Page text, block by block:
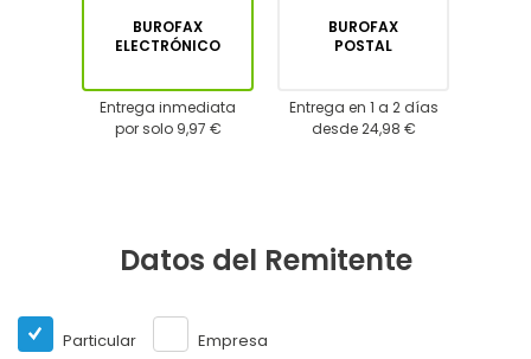
BUROFAX
ELECTRÓNICO
Entrega inmediata
por solo 9,97 €
BUROFAX
POSTAL
Entrega en 1 a 2 días
desde 24,98 €
Datos del Remitente
Particular Empresa